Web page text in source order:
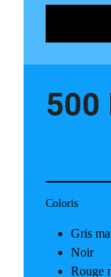
500
Coloris
Gris
Noir
Rouge